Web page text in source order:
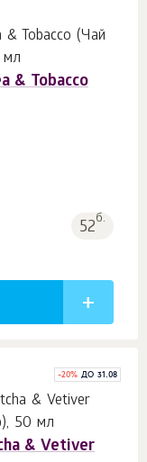
& Tobacco
52б.
-20% ДО 31.08
& Vetiver